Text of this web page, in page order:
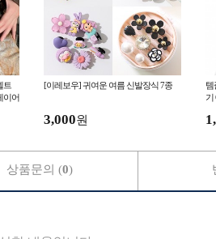
트
이어
[이레보우] 귀여운 여름 신발장식 7종
3,000원
템
기
상품문의 (0)